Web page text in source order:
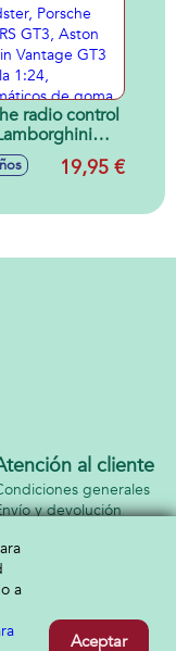
radio control
SVJ
Porsche
Vantage
de
19,95 €
al cliente
generales
y devolución
a
Aceptar